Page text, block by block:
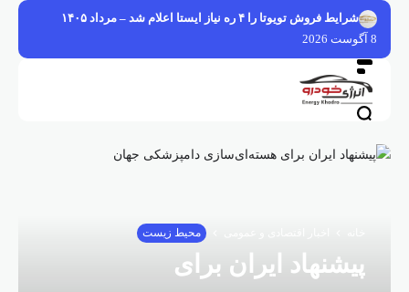
رفتن
محتوا
شرایط فروش تویوتا را ۴ ره نیاز ایستا اعلام شد – مرداد ۱۴۰۵
8 آگوست 2026
محیط زیست
پیشنهاد ایران برای